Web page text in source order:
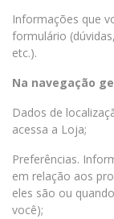
Informações que
formulário
etc.).
Na navegação
Dados de
acessa a Loja;
Preferências.
em relação aos
eles são ou
você);